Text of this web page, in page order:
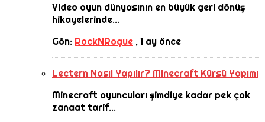
Video oyun dünyasının en büyük geri dönüş
hikayelerinde...
Gön: RockNRogue ,1 ay önce
Lectern Nasıl Yapılır? Minecraft Kürsü Yapımı
Minecraft oyuncuları şimdiye kadar pek çok
zanaat tarif...